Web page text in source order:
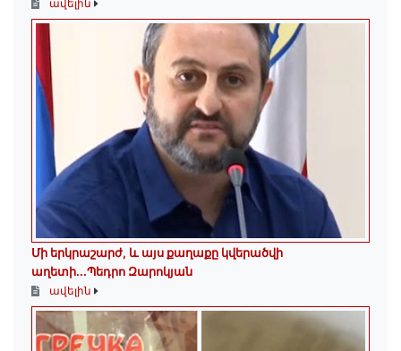
ավելին
Մի երկրաշարժ, և այս քաղաքը կվերածվի
աղետի...Պեդրո Զարոկյան
ավելին